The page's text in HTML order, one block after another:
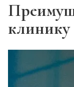
клинику